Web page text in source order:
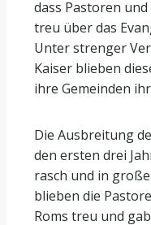
dass Pastoren
treu über das
Unter strenger
Kaiser blieben
ihre Gemeinden
Die Ausbreitung
den ersten drei
rasch und in
blieben die
Roms treu und